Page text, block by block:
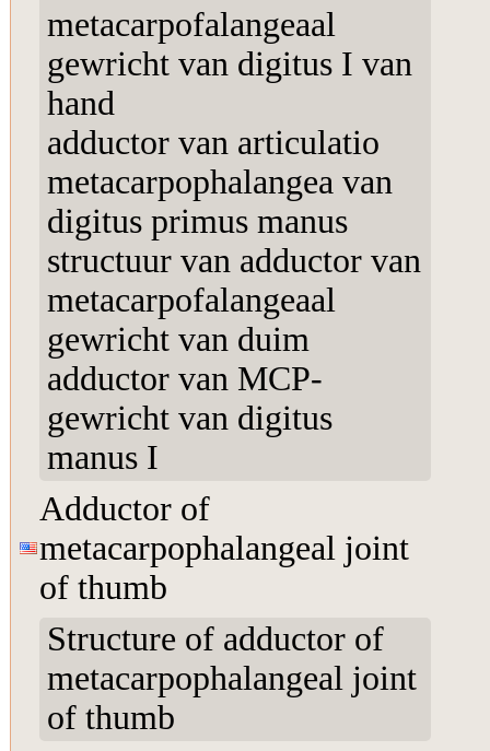
metacarpofalangeaal
gewricht van digitus I van
hand
adductor van articulatio
metacarpophalangea van
digitus primus manus
structuur van adductor van
metacarpofalangeaal
gewricht van duim
adductor van MCP-
gewricht van digitus
manus I
Adductor of
metacarpophalangeal joint
of thumb
Structure of adductor of
metacarpophalangeal joint
of thumb